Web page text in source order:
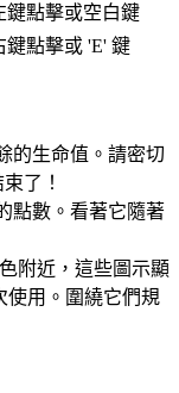
鍵點擊或空白鍵
鍵點擊或 'E' 鍵
的生命值。請密切
了！
點數。看著它隨著
附近，這些圖示顯
使用。圍繞它們規